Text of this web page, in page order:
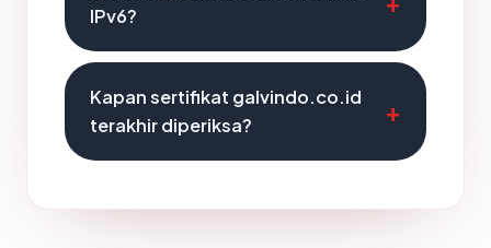
IPv6?
Kapan sertifikat galvindo.co.id
terakhir diperiksa?